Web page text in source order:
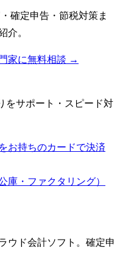
確定申告・節税対策ま
介。
家に無料相談 →
をサポート・スピード対
お持ちのカードで決済
庫・ファクタリング）
ウド会計ソフト。確定申